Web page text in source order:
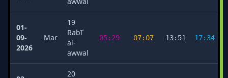
01-
09-
2026
Mar
19
Rabīʿ
al-
awwal
05:29 07:07 13:51 17:34
20